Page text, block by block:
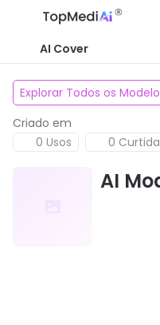
AI Cover
Explorar Todos os
Criado em
0 Usos
0
AI